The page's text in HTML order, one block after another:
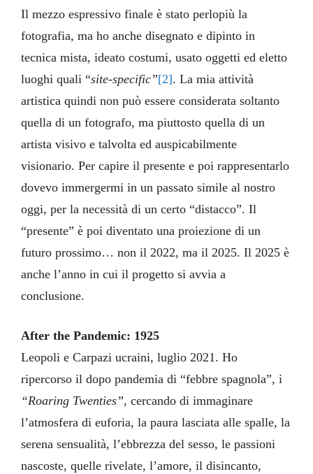
Il mezzo espressivo finale è stato perlopiù la
fotografia, ma ho anche disegnato e dipinto in
tecnica mista, ideato costumi, usato oggetti ed eletto
luoghi quali “site-specific”[2]. La mia attività
artistica quindi non può essere considerata soltanto
quella di un fotografo, ma piuttosto quella di un
artista visivo e talvolta ed auspicabilmente
visionario. Per capire il presente e poi rappresentarlo
dovevo immergermi in un passato simile al nostro
oggi, per la necessità di un certo “distacco”. Il
“presente” è poi diventato una proiezione di un
futuro prossimo… non il 2022, ma il 2025. Il 2025 è
anche l’anno in cui il progetto si avvia a
conclusione.
After the Pandemic: 1925
Leopoli e Carpazi ucraini, luglio 2021. Ho
ripercorso il dopo pandemia di “febbre spagnola”, i
“Roaring Twenties”, cercando di immaginare
l’atmosfera di euforia, la paura lasciata alle spalle, la
serena sensualità, l’ebbrezza del sesso, le passioni
nascoste, quelle rivelate, l’amore, il disincanto,